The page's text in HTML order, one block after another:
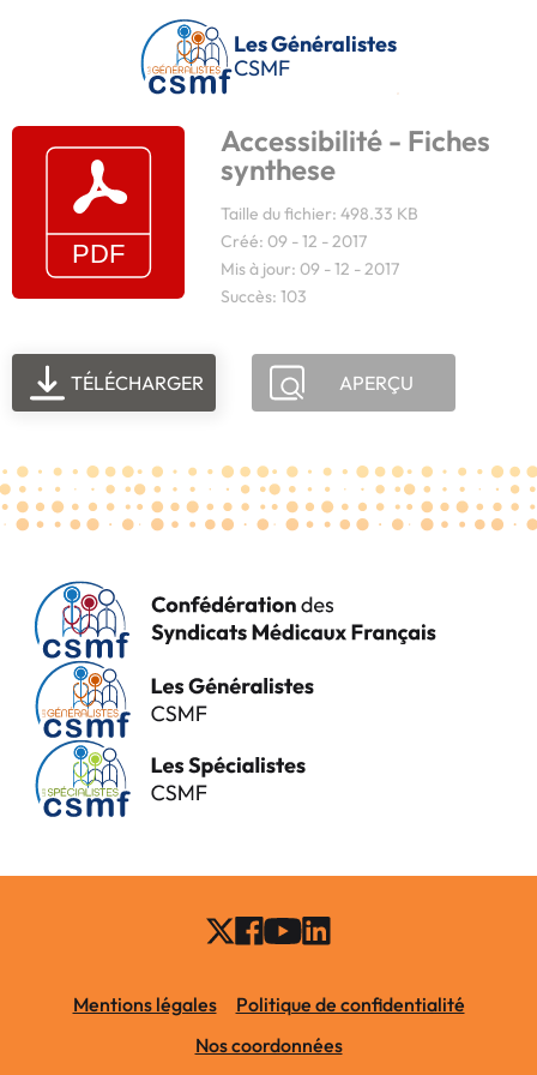
Passer au contenu principal
Les Généralistes
CSMF
Accessibilité - Fiches
synthese
Taille du fichier: 498.33 KB
Créé: 09 - 12 - 2017
Mis à jour: 09 - 12 - 2017
Succès: 103
TÉLÉCHARGER APERÇU
Mentions légales
Politique de confidentialité
Nos coordonnées